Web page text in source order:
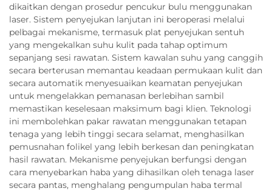
dikaitkan dengan prosedur pencukur bulu menggunakan
laser. Sistem penyejukan lanjutan ini beroperasi melalui
pelbagai mekanisme, termasuk plat penyejukan sentuh
yang mengekalkan suhu kulit pada tahap optimum
sepanjang sesi rawatan. Sistem kawalan suhu yang canggih
secara berterusan memantau keadaan permukaan kulit dan
secara automatik menyesuaikan keamatan penyejukan
untuk mengelakkan pemanasan berlebihan sambil
memastikan keselesaan maksimum bagi klien. Teknologi
ini membolehkan pakar rawatan menggunakan tetapan
tenaga yang lebih tinggi secara selamat, menghasilkan
pemusnahan folikel yang lebih berkesan dan peningkatan
hasil rawatan. Mekanisme penyejukan berfungsi dengan
cara menyebarkan haba yang dihasilkan oleh tenaga laser
secara pantas, menghalang pengumpulan haba termal